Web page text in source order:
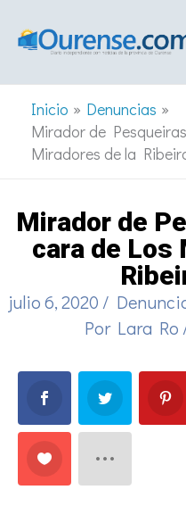
Inicio
Denuncias
Mirador de
Miradores de la
Mirador de
cara de Los
julio 6, 2020 /
Por Lara Ro